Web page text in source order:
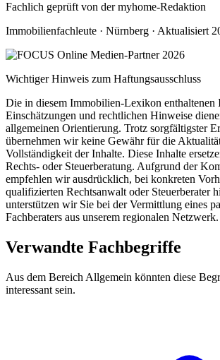
Fachlich geprüft von der myhome-Redaktion
Immobilienfachleute · Nürnberg · Aktualisiert
Wichtiger Hinweis zum Haftungsausschluss
Die in diesem Immobilien-Lexikon enthaltenen
Einschätzungen und rechtlichen Hinweise
allgemeinen Orientierung. Trotz sorgfältigster
übernehmen wir keine Gewähr für die
Vollständigkeit der Inhalte. Diese Inhalte
Rechts- oder Steuerberatung. Aufgrund der
empfehlen wir ausdrücklich, bei konkreten
qualifizierten Rechtsanwalt oder Steuerberater
unterstützen wir Sie bei der Vermittlung eines
Fachberaters aus unserem regionalen Netzwerk.
Verwandte Fachbegriffe
Aus dem Bereich Allgemein könnten diese
interessant sein.